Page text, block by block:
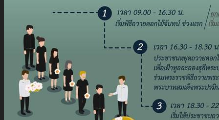
ข่าวสาร
CMC WE CARE
CMC WE TALK
CMC Sustainability
นัก
ลงทุน
สัมพันธ์